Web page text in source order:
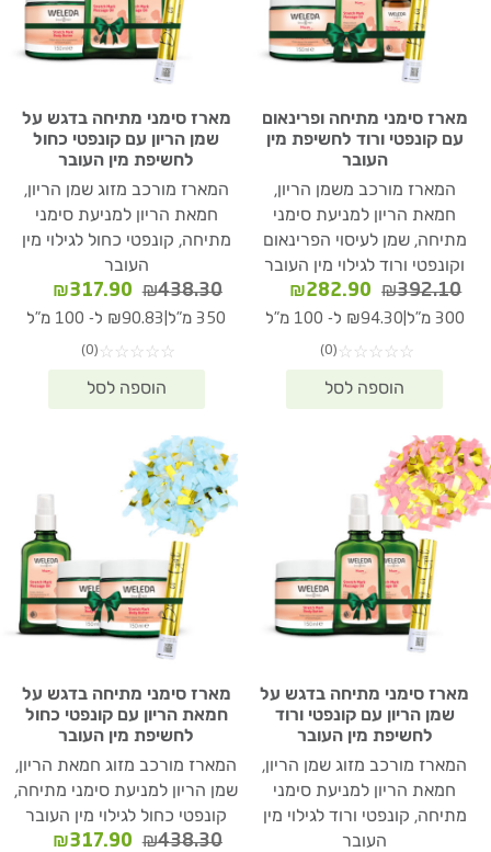
מארז סימני מתיחה ופרינאום
עם קונפטי ורוד לחשיפת מין
העובר
המארז מורכב משמן הריון,
חמאת הריון למניעת סימני
מתיחה, שמן לעיסוי הפרינאום
וקונפטי ורוד לגילוי מין העובר
₪392.10
המחיר
המקורי
₪392.10.
₪282.90
המחיר
הנוכחי
300 מ"ל ₪94.30 ל- 100 מ"ל
☆
☆
☆
☆
☆
(0)
מארז סימני מתיחה בדגש על
שמן הריון עם קונפטי כחול
לחשיפת מין העובר
המארז מורכב מזוג שמן הריון,
חמאת הריון למניעת סימני
מתיחה, קונפטי כחול לגילוי מין
העובר
₪438.30
המחיר
המקורי
₪438.30.
₪317.90
הנוכחי
350 מ"ל ₪90.83 ל- 100 מ"ל
☆
☆
☆
☆
☆
(0)
מארז סימני מתיחה בדגש על
שמן הריון עם קונפטי ורוד
לחשיפת מין העובר
המארז מורכב מזוג שמן הריון,
חמאת הריון למניעת סימני
מתיחה, קונפטי ורוד לגילוי מין
העובר
מארז סימני מתיחה בדגש על
חמאת הריון עם קונפטי כחול
לחשיפת מין העובר
המארז מורכב מזוג חמאת הריון,
שמן הריון למניעת סימני מתיחה,
קונפטי כחול לגילוי מין העובר
₪438.30
המחיר
₪317.90